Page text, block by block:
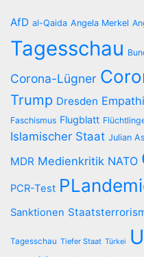
AfD al-Qaida Angela Merkel
Tagesschau
Corona-Lügner
Trump Dresden
Faschismus Flugblatt
Islamischer Staat Julian
MDR Medienkritik NATO
PCR-Test
Sanktionen
Tagesschau Tiefer Staat Türkei